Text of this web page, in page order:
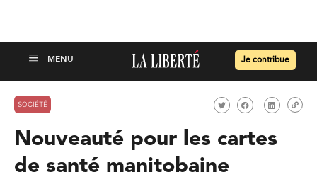
Je contribue
SOCIÉTÉ
Nouveauté pour les cartes
de santé manitobaine